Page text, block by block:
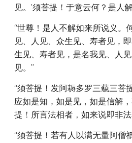
见。’须菩提！于意云何？是人
“世尊！是人不解如来所说义。
见、人见、众生见、寿者见，
生见、寿者见，是名我见、人
见。”
“须菩提！发阿耨多罗三藐三菩
应如是知，如是见，如是信解
提！所言法相者，如来说即非法
“须菩提！若有人以满无量阿僧